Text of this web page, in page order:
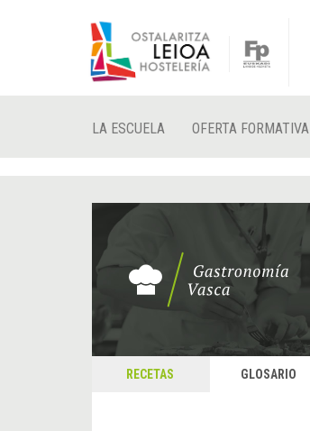
LA ESCUELA OFERTA FORMATIVA
RECETAS GLOSARIO